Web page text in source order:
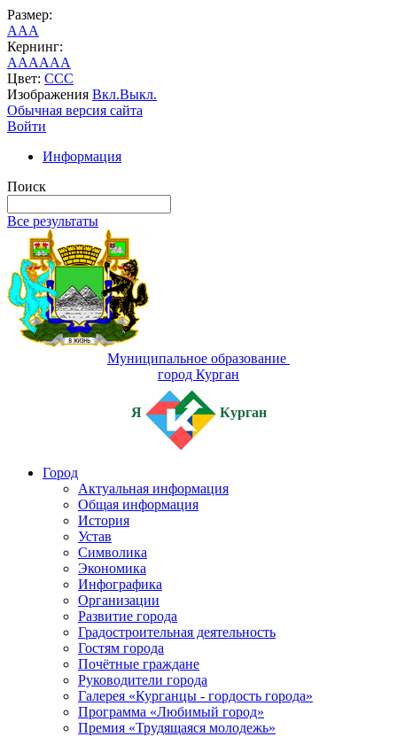
Размер:
AAA
Кернинг:
AAAAAA
Цвет: CCC
Изображения Вкл.Выкл.
Обычная версия сайта
Войти
Информация
Поиск
Все результаты
Муниципальное образование
город Курган
Я Курган
Город
Актуальная информация
Общая информация
История
Устав
Символика
Экономика
Инфографика
Организации
Развитие города
Градостроительная деятельность
Гостям города
Почётные граждане
Руководители города
Галерея «Курганцы - гордость города»
Программа «Любимый город»
Премия «Трудящаяся молодежь»